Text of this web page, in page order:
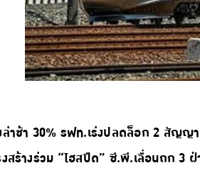
าช้า 30% รฟท.เร่งปลดล็อก 2 สัญญา
สร้างร่วม “ไฮสปีด” ซี.พี.เลื่อนถก 3